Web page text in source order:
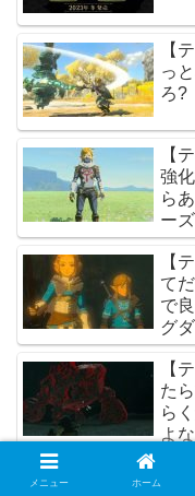
【
っ
ろ?
【
強
ら
ー
【
て
で
グダ
【
た
ら
よ
【
メニュー ホーム